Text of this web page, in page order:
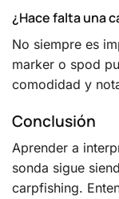
¿Hace falta una
No siempre es
marker o spod
comodidad y
Conclusión
Aprender a
sonda sigue
carpfishing.